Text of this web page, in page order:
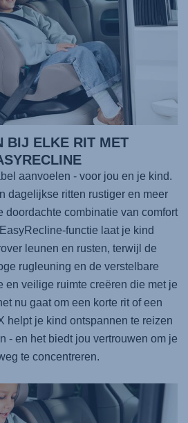
BIJ ELKE RIT MET
aanvoelen - voor jou en je kind.
dagelijkse ritten rustiger en meer
doordachte combinatie van comfort
functie laat je kind
leunen en rusten, terwijl de
rugleuning en de verstelbare
en veilige ruimte creëren die met je
nu gaat om een korte rit of een
helpt je kind ontspannen te reizen
- en het biedt jou vertrouwen om je
te concentreren.